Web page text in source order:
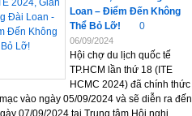
Loan – Điểm Đến Không
Thể Bỏ Lỡ!
0
06/09/2024
Hội chợ du lịch quốc tế
TP.HCM lần thứ 18 (ITE
HCMC 2024) đã chính thức
vào ngày 05/09/2024 và sẽ diễn ra đến
07/09/2024 tại Trung tâm Hội nghị ...